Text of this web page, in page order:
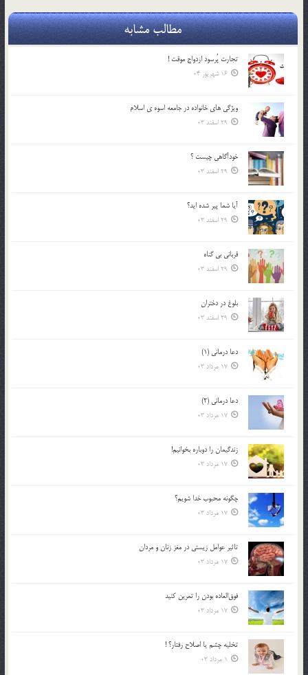
مطالب مشابه
تجارت پُرسود ازدواج موقت !
16 شهریور 04
ويژگي هاي خانواده در جامعه اسوه ي اسلام
29 اسفند 03
خودآگاهى چيست ؟
29 اسفند 03
آیا شما پیر شده اید؟
29 اسفند 03
قرباني بي گناه
29 اسفند 03
بلوغ در دختران
29 اسفند 03
دعا درمانی (1)
17 مرداد 03
دعا درمانی (2)
17 مرداد 03
زندگيمان را دوباره بخوانيم!
17 مرداد 03
چگونه محبوب خدا شويم؟
17 مرداد 03
تاثیر عوامل زيستي در مغز زنان و مردان
17 مرداد 03
فوق‌العاده بودن را تمرين كنيد
17 مرداد 03
تخليه چشم يا اصلاح رفتار؟ !
1 مرداد 03